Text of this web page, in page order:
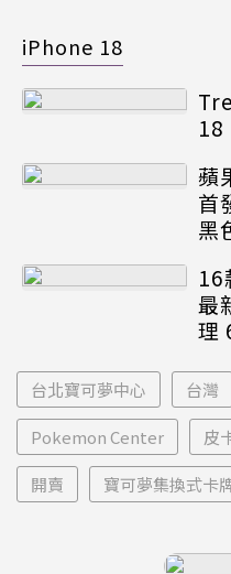
iPhone 18
18
蘋
首
黑
16
最
理
台北寶可夢中心 台灣
Pokemon Center 皮
開賣 寶可夢集換式卡